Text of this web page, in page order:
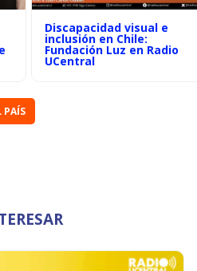
Discapacidad visual e
inclusión en Chile:
Fundación Luz en Radio
UCentral
PAÍS